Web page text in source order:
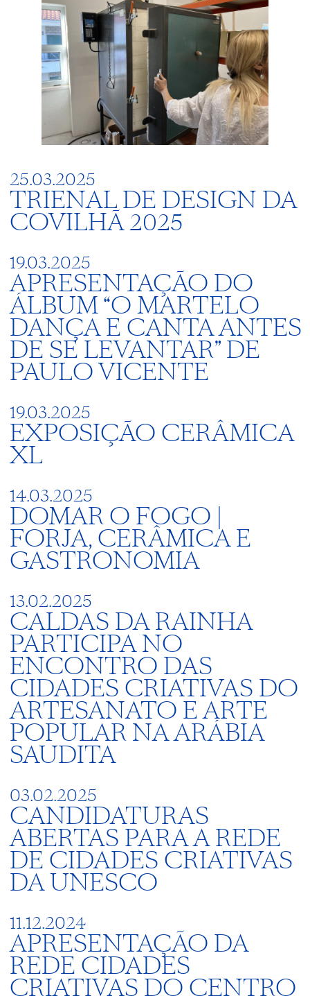
25.03.2025
TRIENAL DE DESIGN DA
COVILHÃ 2025
19.03.2025
APRESENTAÇÃO DO
ÁLBUM “O MARTELO
DANÇA E CANTA ANTES
DE SE LEVANTAR” DE
PAULO VICENTE
19.03.2025
EXPOSIÇÃO CERÂMICA
XL
14.03.2025
DOMAR O FOGO |
FORJA, CERÂMICA E
GASTRONOMIA
13.02.2025
CALDAS DA RAINHA
PARTICIPA NO
ENCONTRO DAS
CIDADES CRIATIVAS DO
ARTESANATO E ARTE
POPULAR NA ARÁBIA
SAUDITA
03.02.2025
CANDIDATURAS
ABERTAS PARA A REDE
DE CIDADES CRIATIVAS
DA UNESCO
11.12.2024
APRESENTAÇÃO DA
REDE CIDADES
CRIATIVAS DO CENTRO